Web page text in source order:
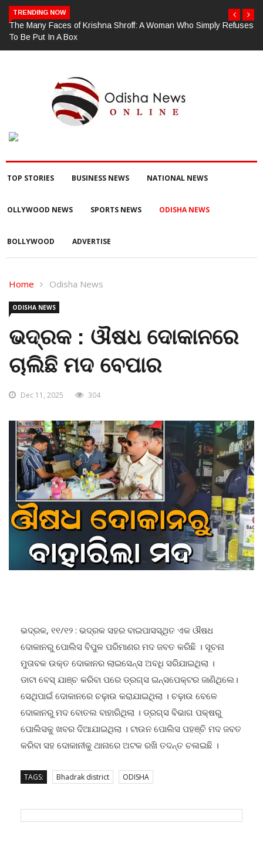
TRENDING NOW
Refusesଗଜପତି : ଚୋରା ଚାଲାଣ ପାଇଁ ପ୍ରସ୍ତୁତ ହେଉଥିବା ବେଳେ ଆର ଉଦୟଗିରି
ପୋଲିସ ପକ୍ଷରୁ ୨୫୧ କେଜି ଗଞ୍ଜେଇ ଜବତ , ୨ ଗିରଫ କୋର୍ଟ ଚାଲାଣ
TOP STORIES BUSINESS NEWS NATIONAL NEWS
OLLYWOOD NEWS SPORTS NEWS ODISHA NEWS
BOLLYWOOD ADVERTISE
Home Odisha News
ODISHA NEWS
ଭଦ୍ରକ : ଔଷଧ ଦୋକାନରେ
ଚାଲିଛି ମଦ ବେପାର
Dec 11, 2025 304
ଭଦ୍ରକ, ୧୧/୧୨ : ଭଦ୍ରକ ସହର ବାଇପାସସ୍ଥିତ ଏକ ଔଷଧ
ଦୋକାନରୁ ପୋଲିସ ବିପୁଳ ପରିମାଣର ମଦ ଜବତ କରିଛି । ସୂଚନା
ମୁତାବକ ଉକ୍ତ ଦୋକାନର ଲାଇସେନ୍ସ ଅବଧି ସରିଯାଇଥିଲା ।
ଡାଟା ବେସ୍ ଯାଞ୍ଚ କରିବା ପରେ ଡ୍ରଗ୍ସ ଇନ୍ସପେକ୍ଟର ଜାଣିଥିଲେ।
ସେଥିପାଇଁ ଦୋକାନରେ ଚଢ଼ାଉ କରାଯାଇଥିଲା । ଚଢ଼ାଉ ବେଳେ
ଦୋକାନରୁ ମଦ ବୋତଲ ବାହାରିଥିଲା । ଡ୍ରଗ୍ସ ବିଭାଗ ପକ୍ଷରୁ
ପୋଲିସକୁ ଖବର ଦିଆଯାଇଥିଲା । ଟାଉନ ପୋଲିସ ପହଞ୍ଚି ମଦ ଜବତ
କରିବା ସହ ଦୋକାନୀକୁ ଥାନାରେ ଅଟକ ରଖି ତଦନ୍ତ ଚଳାଇଛି ।
TAGS: Bhadrak district ODISHA